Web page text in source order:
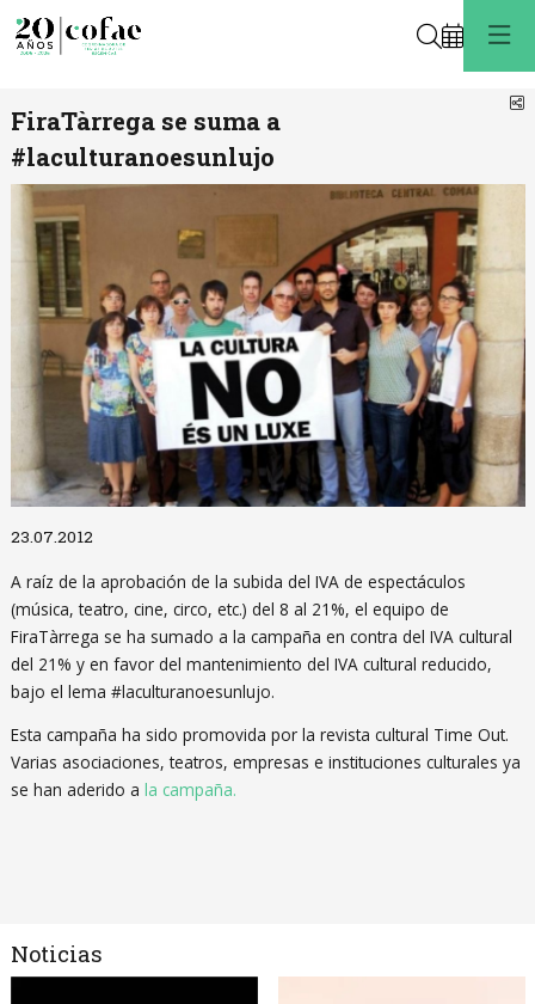
Buscar
FiraTàrrega se suma a
#laculturanoesunlujo
23.07.2012
A raíz de la aprobación de la subida del IVA de espectáculos
(música, teatro, cine, circo, etc.) del 8 al 21%, el equipo de
FiraTàrrega se ha sumado a la campaña en contra del IVA cultural
del 21% y en favor del mantenimiento del IVA cultural reducido,
bajo el lema #laculturanoesunlujo.
Esta campaña ha sido promovida por la revista cultural Time Out.
Varias asociaciones, teatros, empresas e instituciones culturales ya
se han aderido a la campaña.
Noticias